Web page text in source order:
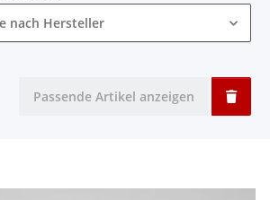
nach Hersteller
Passende Artikel anzeigen